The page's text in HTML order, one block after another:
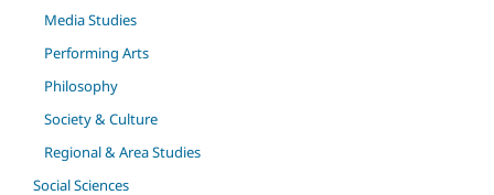
Media Studies
Performing Arts
Philosophy
Society & Culture
Regional & Area Studies
Social Sciences